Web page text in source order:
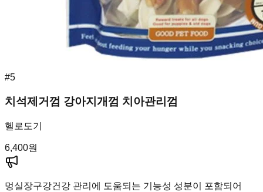
#5
치석제거껌 강아지개껌 치아관리껌
헬로도기
6,400원
멍실장구강건강 관리에 도움되는 기능성 성분이 포함되어